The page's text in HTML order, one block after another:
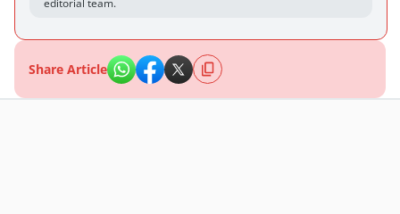
editorial team.
Share Article